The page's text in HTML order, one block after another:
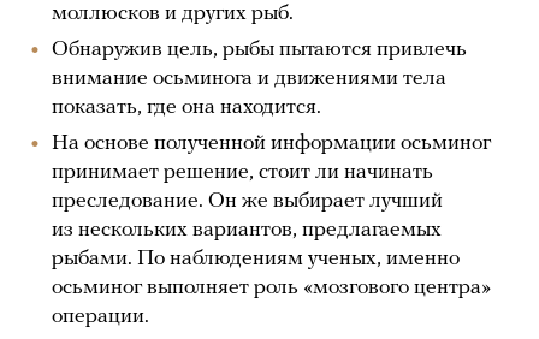
моллюсков и других рыб.
Обнаружив цель, рыбы пытаются привлечь
внимание осьминога и движениями тела
показать, где она находится.
На основе полученной информации осьминог
принимает решение, стоит ли начинать
преследование. Он же выбирает лучший
из нескольких вариантов, предлагаемых
рыбами. По наблюдениям ученых, именно
осьминог выполняет роль «мозгового центра»
операции.